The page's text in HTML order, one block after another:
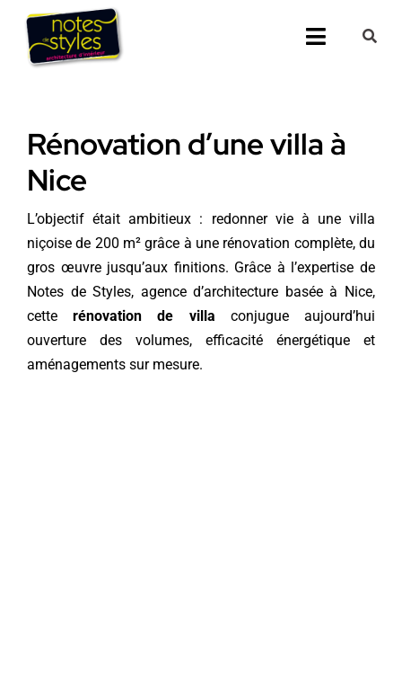
Passer
contenu
Toggle
Nos 25
Nos
Notes de
Presse
Rénovation d’une villa à
Nice
L’objectif était ambitieux : redonner vie à une villa
niçoise de 200 m² grâce à une rénovation complète, du
gros œuvre jusqu’aux finitions. Grâce à l’expertise de
Notes de Styles, agence d’architecture basée à Nice,
cetterénovation de villa conjugue aujourd’hui
ouverture des volumes, efficacité énergétique et
aménagements sur mesure.